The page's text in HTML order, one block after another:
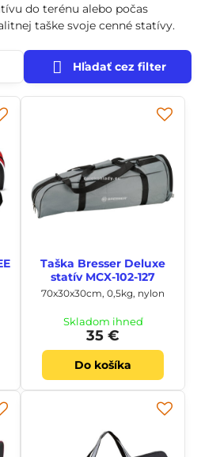
do terénu alebo počas
taške svoje cenné statívy.
Hľadať cez filter
Taška Bresser Deluxe
statív MCX-102-127
70x30x30cm, 0,5kg, nylon
Skladom ihneď
35 €
Do košíka